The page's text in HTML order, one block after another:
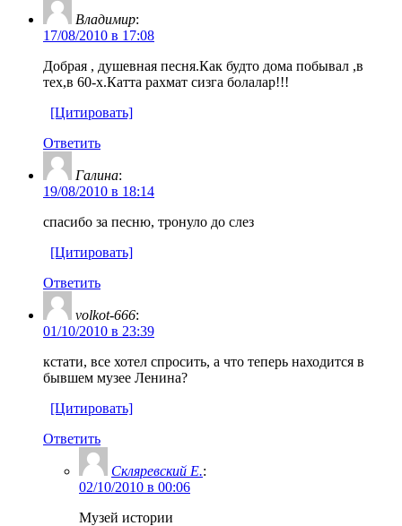
Владимир:
17/08/2010 в 17:08
Добрая , душевная песня.Как будто дома побывал ,в
тех,в 60-х.Катта рахмат сизга болалар!!!
[Цитировать]
Ответить
Галина:
19/08/2010 в 18:14
спасибо за песню, тронуло до слез
[Цитировать]
Ответить
volkot-666:
01/10/2010 в 23:39
кстати, все хотел спросить, а что теперь находится в
бывшем музее Ленина?
[Цитировать]
Ответить
Скляревский Е.:
02/10/2010 в 00:06
Музей истории